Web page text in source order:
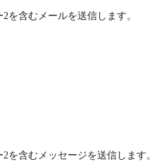
を含むメールを送信します。
を含むメッセージを送信します。